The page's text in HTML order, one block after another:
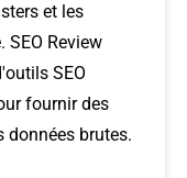
et les
Review
SEO
fournir des
données brutes.